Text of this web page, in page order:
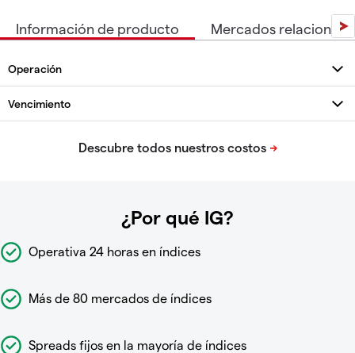
Información de producto Mercados
¿Por qué IG?
Operativa 24 horas en índices
Más de 80 mercados de índices
Spreads fijos en la mayoría de índices